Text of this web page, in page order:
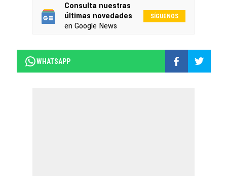
Consulta nuestras
últimas novedades
en Google News
SÍGUENOS
WHATSAPP